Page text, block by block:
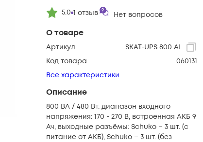
Конфигураторы
О товаре
Артикул
SKAT-UPS 800 AI
Код товара
060131
Все характеристики
Описание
800 ВА / 480 Вт. диапазон входного
напряжения: 170 - 270 В, встроенная АКБ 9
Ач, выходные разъёмы: Schuko – 3 шт. (с
питание от АКБ), Schuko – 3 шт. (без
5.0 1 отзыв Нет вопросов